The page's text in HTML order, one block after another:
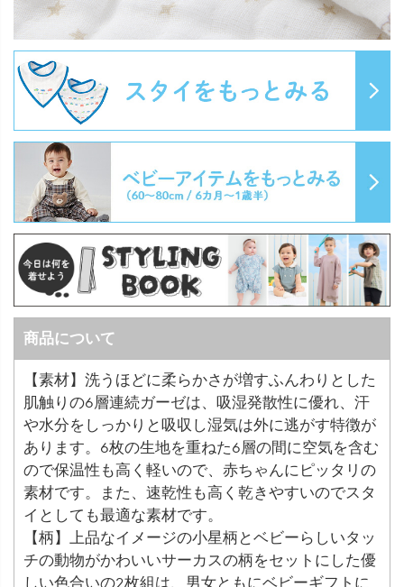
商品について
【素材】洗うほどに柔らかさが増すふんわりとした
肌触りの6層連続ガーゼは、吸湿発散性に優れ、汗
や水分をしっかりと吸収し湿気は外に逃がす特徴が
あります。6枚の生地を重ねた6層の間に空気を含む
ので保温性も高く軽いので、赤ちゃんにピッタリの
素材です。また、速乾性も高く乾きやすいのでスタ
イとしても最適な素材です。
【柄】上品なイメージの小星柄とベビーらしいタッ
チの動物がかわいいサーカスの柄をセットにした優
しい色合いの2枚組は、男女ともにベビーギフトに